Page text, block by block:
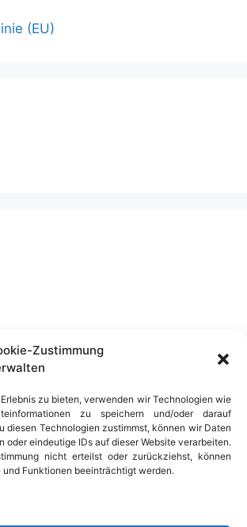
Zustimmung
zu bieten, verwenden wir Technologien wie
zu speichern und/oder darauf
diesen Technologien zustimmst, können wir Daten
oder eindeutige IDs auf dieser Website verarbeiten.
nicht erteilst oder zurückziehst, können
und Funktionen beeinträchtigt werden.
(EU)